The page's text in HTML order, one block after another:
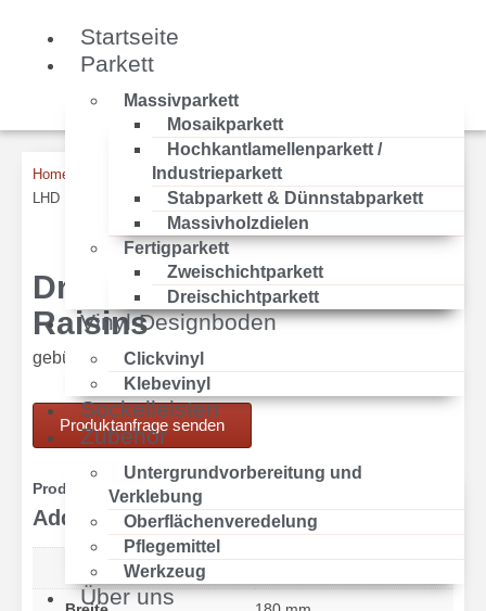
Startseite
Parkett
Massivparkett
Mosaikparkett
Hochkantlamellenparkett /
Industrieparkett
Stabparkett & Dünnstabparkett
Massivholzdielen
Fertigparkett
Zweischichtparkett
Dreischichtparkett
Vinyl-Designboden
Clickvinyl
Klebevinyl
Sockelleisten
Zubehör
Untergrundvorbereitung und
Verklebung
Oberflächenveredelung
Pflegemittel
Werkzeug
Über uns
Home Fertigparkett/Dreischichtparkett
LHD Eiche Raisins
Dreischicht LHD Eiche
Raisins
gebürstet, matt lackiert, Fase 4-seitig
Produktanfrage senden
Produktdetails
Additional information
Länge